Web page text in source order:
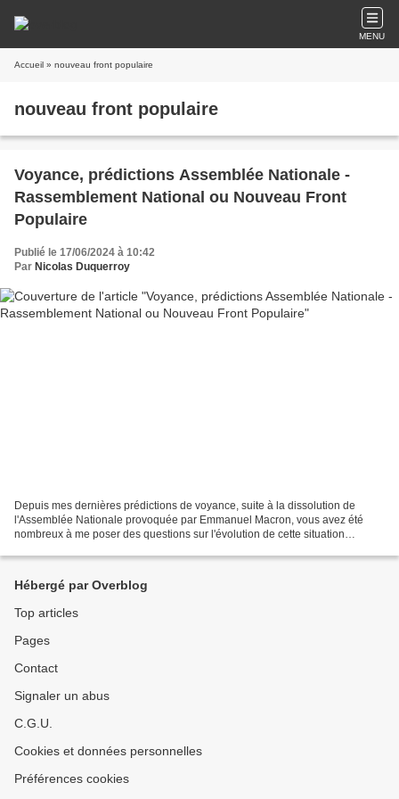
MENU
Accueil » nouveau front populaire
nouveau front populaire
Voyance, prédictions Assemblée Nationale -
Rassemblement National ou Nouveau Front
Populaire
Publié le 17/06/2024 à 10:42
Par Nicolas Duquerroy
Depuis mes dernières prédictions de voyance, suite à la dissolution de
l'Assemblée Nationale provoquée par Emmanuel Macron, vous avez été
nombreux à me poser des questions sur l'évolution de cette situation
Hébergé par Overblog
Top articles
Pages
Contact
Signaler un abus
C.G.U.
Cookies et données personnelles
Préférences cookies